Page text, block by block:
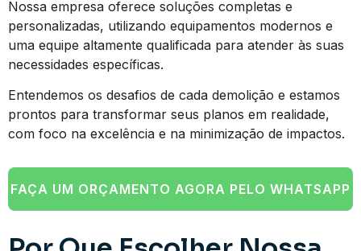
Nossa empresa oferece soluções completas e
personalizadas, utilizando equipamentos modernos e
uma equipe altamente qualificada para atender às suas
necessidades específicas.
Entendemos os desafios de cada demolição e estamos
prontos para transformar seus planos em realidade,
com foco na excelência e na minimização de impactos.
FAÇA UM ORÇAMENTO AGORA PELO WHATSAPP